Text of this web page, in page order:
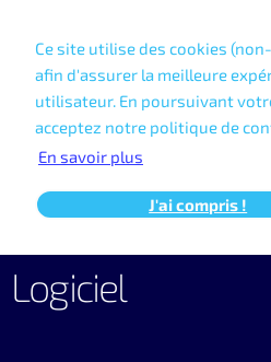
Ce site utilise des cookies
afin d'assurer la meilleure
utilisateur. En poursuivant
acceptez notre politique de
En savoir plus
J'ai compris !
Logiciel